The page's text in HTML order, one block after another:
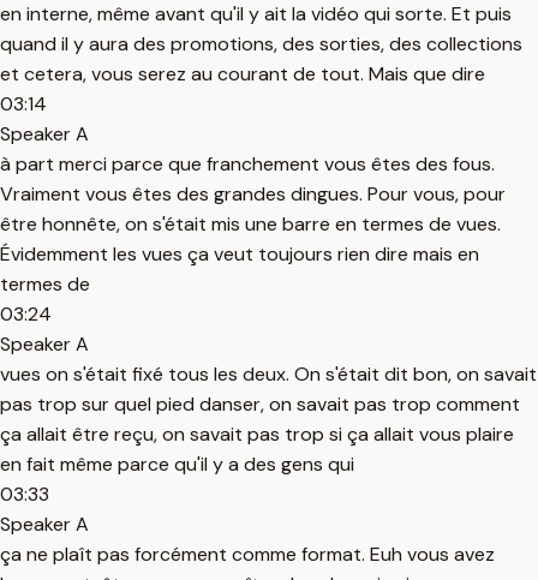
en interne, même avant qu'il y ait la vidéo qui sorte. Et puis
quand il y aura des promotions, des sorties, des collections
et cetera, vous serez au courant de tout. Mais que dire
03:14
Speaker A
à part merci parce que franchement vous êtes des fous.
Vraiment vous êtes des grandes dingues. Pour vous, pour
être honnête, on s'était mis une barre en termes de vues.
Évidemment les vues ça veut toujours rien dire mais en
termes de
03:24
Speaker A
vues on s'était fixé tous les deux. On s'était dit bon, on savait
pas trop sur quel pied danser, on savait pas trop comment
ça allait être reçu, on savait pas trop si ça allait vous plaire
en fait même parce qu'il y a des gens qui
03:33
Speaker A
ça ne plaît pas forcément comme format. Euh vous avez